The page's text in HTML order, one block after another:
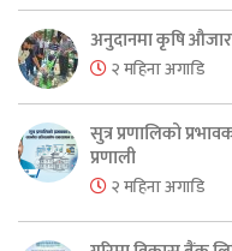
अनुदानमा कृषि
२ महिना अगाडि
सुत्र प्रणालिको
प्रणाली
२ महिना अगाडि